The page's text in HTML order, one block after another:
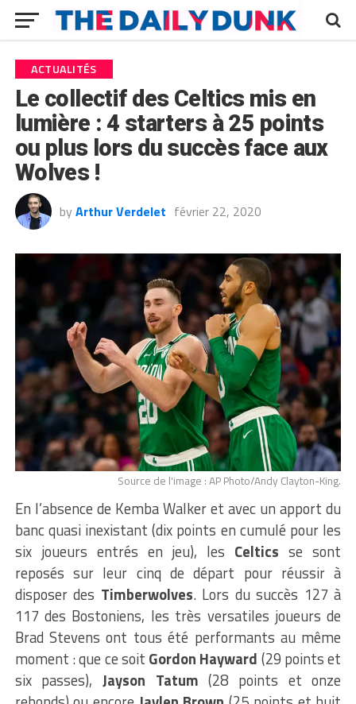
ACTUALITÉS
Le collectif des Celtics mis en
lumière : 4 starters à 25 points
ou plus lors du succès face aux
Wolves !
by Arthur Verdelet février 22, 2020
Source de l'image : AP Photo/Andy Clayton-King.
En l’absence de Kemba Walker et avec un apport du
banc quasi inexistant (dix points en cumulé pour les
six joueurs entrés en jeu), les Celtics se sont
reposés sur leur cinq de départ pour réussir à
disposer des Timberwolves. Lors du succès 127 à
117 des Bostoniens, les très versatiles joueurs de
Brad Stevens ont tous été performants au même
moment : que ce soit Gordon Hayward (29 points et
six passes), Jayson Tatum (28 points et onze